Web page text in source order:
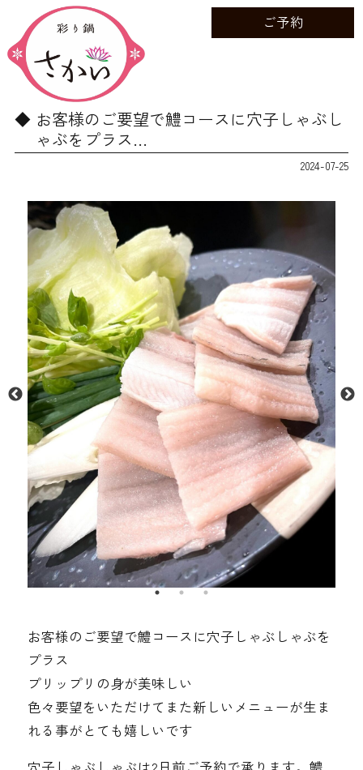
ご予約
お客様のご要望で鱧コースに穴子しゃぶし
ゃぶをプラス…
2024-07-25
お客様のご要望で鱧コースに穴子しゃぶしゃぶを
プラス
プリップリの身が美味しい
色々要望をいただけてまた新しいメニューが生ま
れる事がとても嬉しいです️